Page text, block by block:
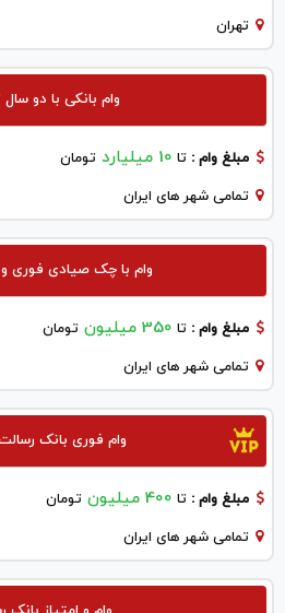
تهران
وام بانکی با دو
مبلغ وام : تا 10 میلیارد تومان
تمامی شهر های ایران
وام با چک صیادی فوری
مبلغ وام : تا 350 میلیون تومان
تمامی شهر های ایران
وام فوری بانک
مبلغ وام : تا 400 میلیون تومان
تمامی شهر های ایران